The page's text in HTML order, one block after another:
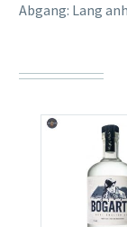
Abgang: Lang